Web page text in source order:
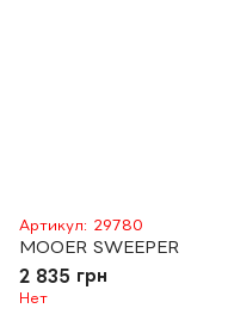
Артикул: 29780
MOOER SWEEPER
2 835 грн
Нет